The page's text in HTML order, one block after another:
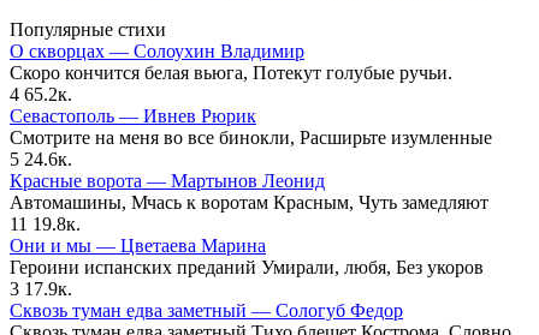
Популярные стихи
О скворцах — Солоухин Владимир
Скоро кончится белая вьюга, Потекут голубые ручьи.
4 65.2к.
Севастополь — Ивнев Рюрик
Смотрите на меня во все бинокли, Расширьте изумленные
5 24.6к.
Красные ворота — Мартынов Леонид
Автомашины, Мчась к воротам Красным, Чуть замедляют
11 19.8к.
Они и мы — Цветаева Марина
Героини испанских преданий Умирали, любя, Без укоров
3 17.9к.
Сквозь туман едва заметный — Сологуб Федор